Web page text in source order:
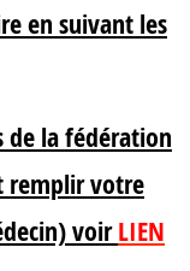
en suivant les
de la fédération
remplir votre
voirLIEN